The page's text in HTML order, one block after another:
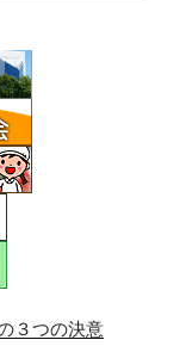
３つの決意